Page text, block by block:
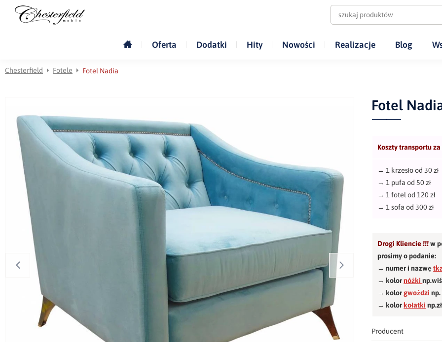
Oferta Dodatki Hity Nowości Realizacje Blog
Chesterfield Fotele Fotel Nadia
Fotel
Koszty transportu
→1 krzesło od 30 zł
→1 pufa od 50 zł
→ 1 fotel od 120 zł
→1 sofa od 300 zł
Drogi Kliencie !!!w
prosimy o podanie:
→ numer i nazwę
→ kolornóżki
→ kolorgwożdzi
→ kolorkołatki
Producent